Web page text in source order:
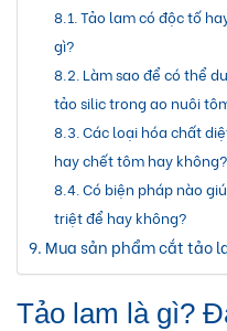
Tảo lam có độc tố
gì?
Làm sao để có thể
tảo silic trong ao nuôi
Các loại hóa chất
hay chết tôm hay không?
Có biện pháp nào
triệt để hay không?
Mua sản phẩm cắt tảo
Tảo lam là gì?